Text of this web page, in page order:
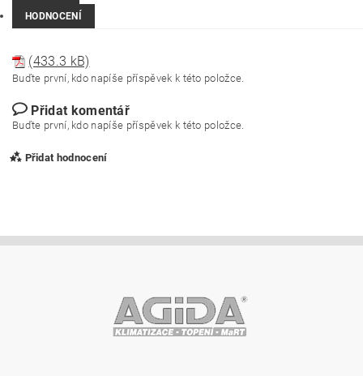
HODNOCENÍ
(433.3 kB)
Buďte první, kdo napíše příspěvek k této položce.
Přidat komentář
Buďte první, kdo napíše příspěvek k této položce.
Přidat hodnocení